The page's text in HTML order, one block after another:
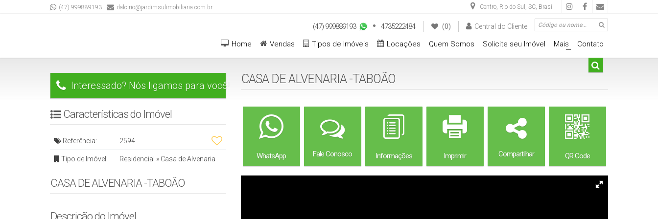
Centro, Rio do Sul , SC, Brasil
(47) 999889193 dalcirio@jardimsulimobiliaria.com.br
Central do Cliente
(0)
(47) 999889193
4735222484
Contato
+
Mais
Solicite seu Imóvel
Quem Somos
Locações
Tipos de Imóveis
Vendas
Home
Interessado? Nós ligamos para você!
Características do Imóvel
Referência: 2594
Tipo de Imóvel: Residencial » Casa de Alvenaria
CASA DE ALVENARIA -TABOÃO
Descrição do Imóvel
CASA DE ALVENARIA -TABOÃO
WhatsApp Fale Conosco Informações Imprimir Compartilhar QR Code